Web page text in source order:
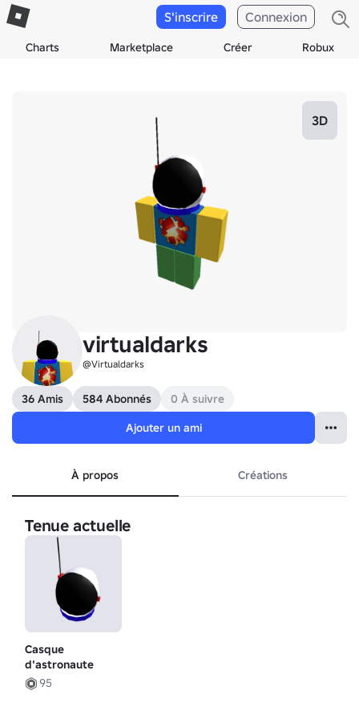
Charts Marketplace Créer Robux
S'inscrire Connexion
3D
virtualdarks
@Virtualdarks
36 Amis 584 Abonnés
0 À suivre
Ajouter un ami
À propos Créations
Tenue actuelle
Casque
d'astronaute
95